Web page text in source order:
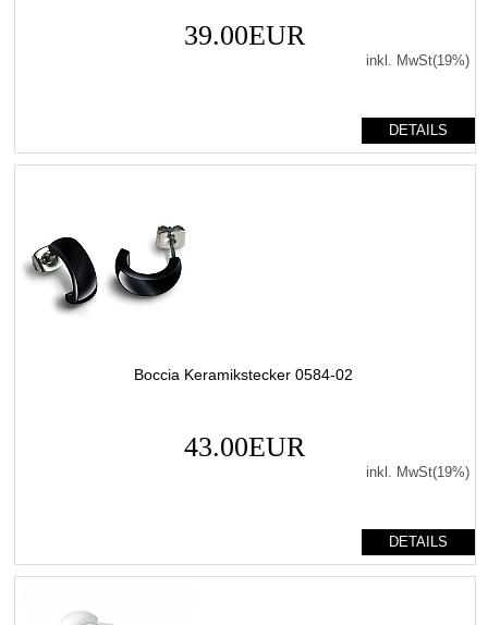
39.00EUR
inkl. MwSt(19%)
DETAILS
Boccia Keramikstecker 0584-02
43.00EUR
inkl. MwSt(19%)
DETAILS